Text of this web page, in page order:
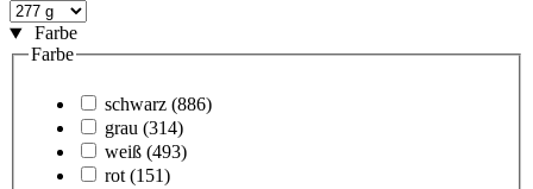
Farbe
Farbe
schwarz (886)
grau (314)
weiß (493)
rot (151)